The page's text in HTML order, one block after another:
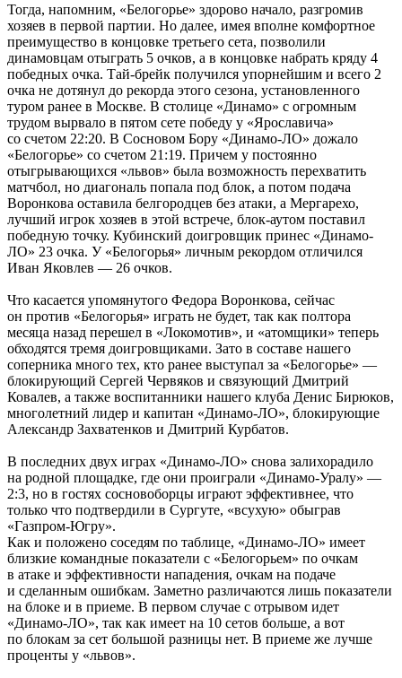
Тогда, напомним, «Белогорье» здорово начало, разгромив
хозяев в первой партии. Но далее, имея вполне комфортное
преимущество в концовке третьего сета, позволили
динамовцам отыграть 5 очков, а в концовке набрать кряду 4
победных очка. Тай-брейк получился упорнейшим и всего 2
очка не дотянул до рекорда этого сезона, установленного
туром ранее в Москве. В столице «Динамо» с огромным
трудом вырвало в пятом сете победу у «Ярославича»
со счетом 22:20. В Сосновом Бору «Динамо-ЛО» дожало
«Белогорье» со счетом 21:19. Причем у постоянно
отыгрывающихся «львов» была возможность перехватить
матчбол, но диагональ попала под блок, а потом подача
Воронкова оставила белгородцев без атаки, а Мергарехо,
лучший игрок хозяев в этой встрече, блок-аутом поставил
победную точку. Кубинский доигровщик принес «Динамо-
ЛО» 23 очка. У «Белогорья» личным рекордом отличился
Иван Яковлев — 26 очков.
Что касается упомянутого Федора Воронкова, сейчас
он против «Белогорья» играть не будет, так как полтора
месяца назад перешел в «Локомотив», и «атомщики» теперь
обходятся тремя доигровщиками. Зато в составе нашего
соперника много тех, кто ранее выступал за «Белогорье» —
блокирующий Сергей Червяков и связующий Дмитрий
Ковалев, а также воспитанники нашего клуба Денис Бирюков,
многолетний лидер и капитан «Динамо-ЛО», блокирующие
Александр Захватенков и Дмитрий Курбатов.
В последних двух играх «Динамо-ЛО» снова залихорадило
на родной площадке, где они проиграли «Динамо-Уралу» —
2:3, но в гостях сосновоборцы играют эффективнее, что
только что подтвердили в Сургуте, «всухую» обыграв
«Газпром-Югру».
Как и положено соседям по таблице, «Динамо-ЛО» имеет
близкие командные показатели с «Белогорьем» по очкам
в атаке и эффективности нападения, очкам на подаче
и сделанным ошибкам. Заметно различаются лишь показатели
на блоке и в приеме. В первом случае с отрывом идет
«Динамо-ЛО», так как имеет на 10 сетов больше, а вот
по блокам за сет большой разницы нет. В приеме же лучше
проценты у «львов».